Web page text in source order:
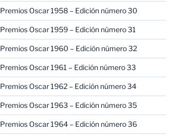
Premios Oscar 1958 – Edición número 30
Premios Oscar 1959 – Edición número 31
Premios Oscar 1960 – Edición número 32
Premios Oscar 1961 – Edición número 33
Premios Oscar 1962 – Edición número 34
Premios Oscar 1963 – Edición número 35
Premios Oscar 1964 – Edición número 36